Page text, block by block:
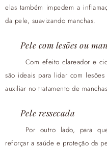
elas também impedem a
da pele, suavizando manchas.
Pele com lesões ou
Com efeito clareador e
são ideais para lidar com
auxiliar no tratamento de
Pele ressecada
Por outro lado, para
reforçar a saúde e proteção da